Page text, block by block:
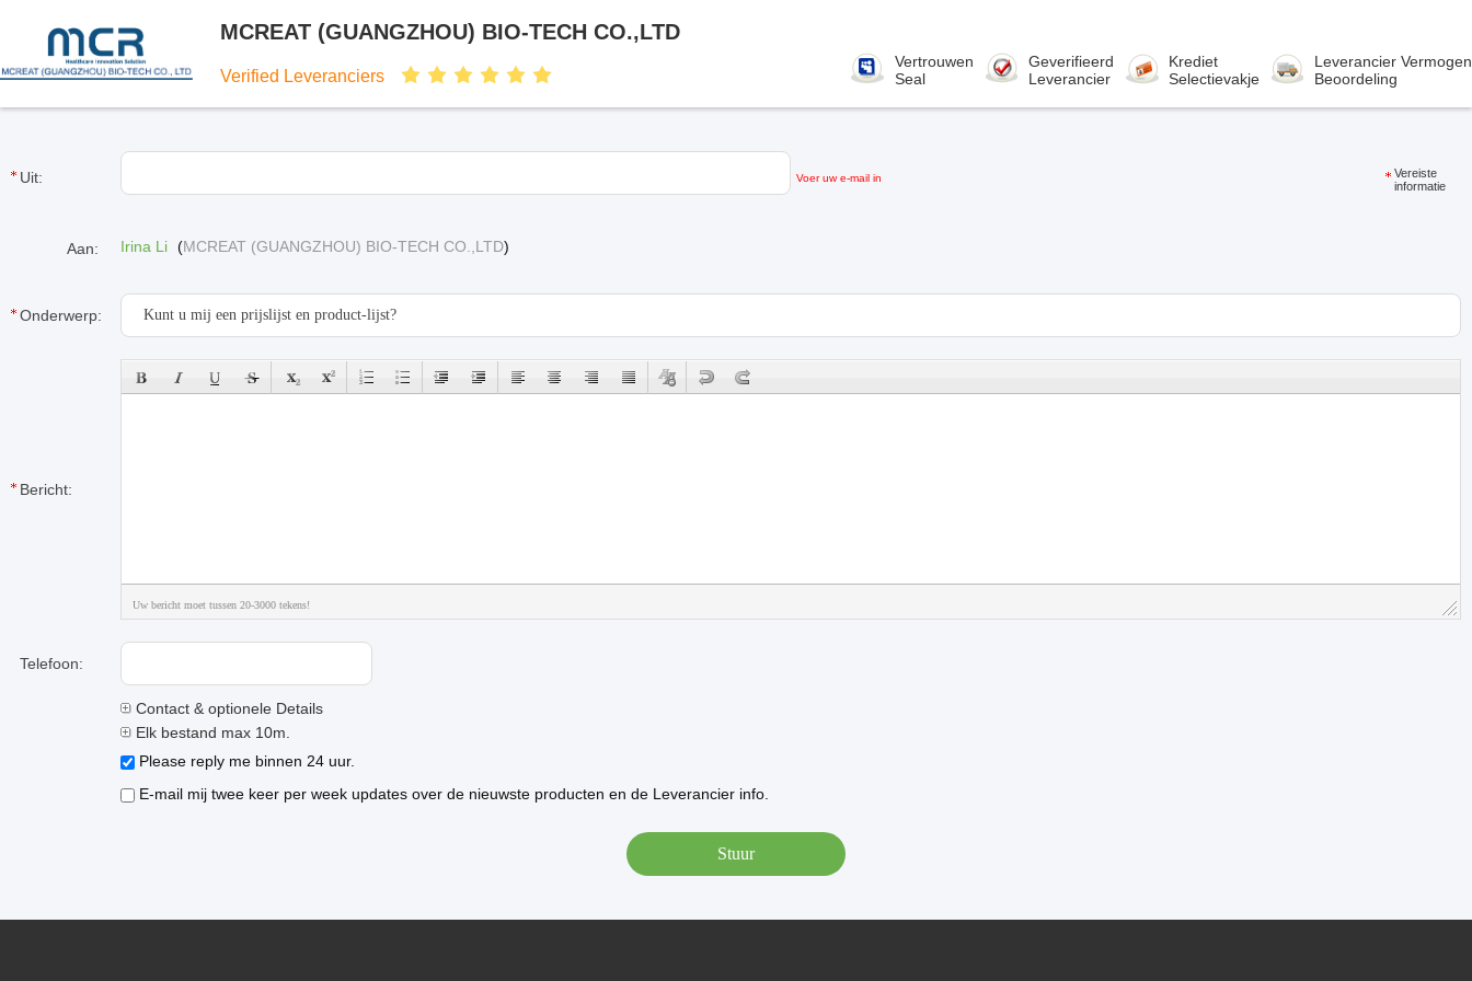
MCREAT (GUANGZHOU) BIO-TECH CO.,LTD
Verified Leveranciers
Vertrouwen
Seal
Geverifieerd
Leverancier
Krediet
Selectievakje
Leverancier Vermogen
Beoordeling
Uit: Voer uw e-mail in
Vereiste
informatie
Aan: Irina Li (MCREAT (GUANGZHOU) BIO-TECH CO.,LTD)
Onderwerp:
Bericht:
Uw bericht moet tussen 20-3000 tekens!
Telefoon:
Contact & optionele Details
Elk bestand max 10m.
Please reply me binnen 24 uur.
E-mail mij twee keer per week updates over de nieuwste producten en de Leverancier info.